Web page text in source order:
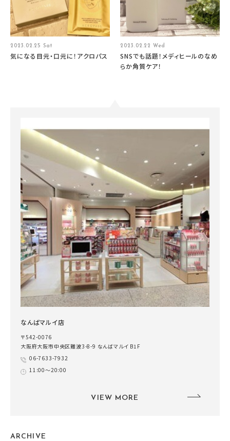
2023.02.25 Sat
気になる目元・口元に！アクロパス
2023.02.22 Wed
SNSでも話題！メディヒールのなめ
らか角質ケア！
なんばマルイ店
〒542-0076
大阪府大阪市中央区難波3-8-9 なんばマルイ B1F
06-7633-7932
11:00～20:00
VIEW MORE
ARCHIVE